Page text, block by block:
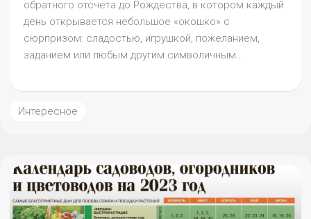
обратного отсчета до Рождества, в котором каждый
день открывается небольшое «окошко» с
сюрпризом: сладостью, игрушкой, пожеланием,
заданием или любым другим символичным...
Интересное